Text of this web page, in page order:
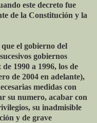
este decreto fue
de la Constitución y la
que el gobierno del
gobiernos
1990 a 1996, los de
de 2004 en adelante),
medidas con
su numero, acabar con
su inadmisible
y de grave